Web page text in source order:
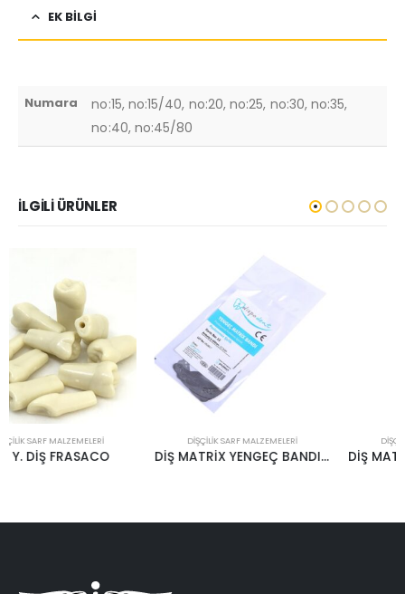
EK BILGI
Numara
no:15, no:15/40, no:20, no:25, no:30, no:35,
no:40, no:45/80
İLGILI ÜRÜNLER
DIŞÇILIK SARF MALZEMELERI
DİŞ MATRİX YENGEÇ BANDI 2 VEYA 3 DELİKLİ
DIŞÇILIK SARF MALZEMELERI
DİŞ MATRİX BANDI 1M OCEAN